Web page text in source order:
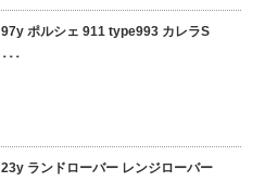
97y ポルシェ 911 type993 カレラS
･･･
23y ランドローバー レンジローバー